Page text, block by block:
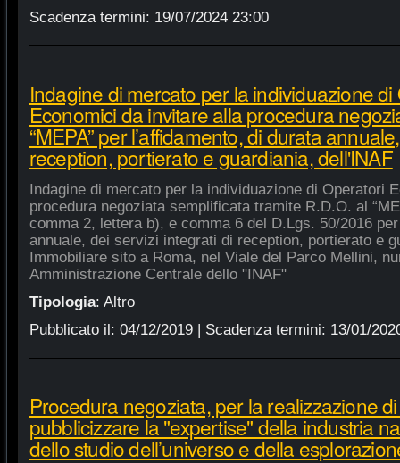
Scadenza termini: 19/07/2024 23:00
Indagine di mercato per la individuazione
Economici da invitare alla procedura
“MEPA” per l’affidamento, di durata
reception, portierato e guardiania, dell'INAF
Indagine di mercato per la individuazione di Operatori
procedura negoziata semplificata tramite R.D.O. al
comma 2, lettera b), e comma 6 del D.Lgs. 50/2016
annuale, dei servizi integrati di reception, portierato e
Immobiliare sito a Roma, nel Viale del Parco Mellini,
Amministrazione Centrale dello "INAF"
Tipologia: Altro
Pubblicato il: 04/12/2019| Scadenza termini: 13/01/
Procedura negoziata, per la realizzazione
pubblicizzare la "expertise" della industria
dello studio dell’universo e della